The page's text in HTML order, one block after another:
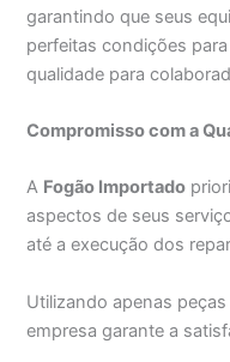
garantindo que seus
perfeitas condições
qualidade para
Compromisso com a
A Fogão Importado
aspectos de seus
até a execução dos
Utilizando apenas
empresa garante a